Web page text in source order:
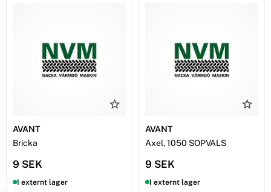
AVANT
Bricka
9 SEK
I externt lager
AVANT
Axel, 1050 SOPVALS
9 SEK
I externt lager